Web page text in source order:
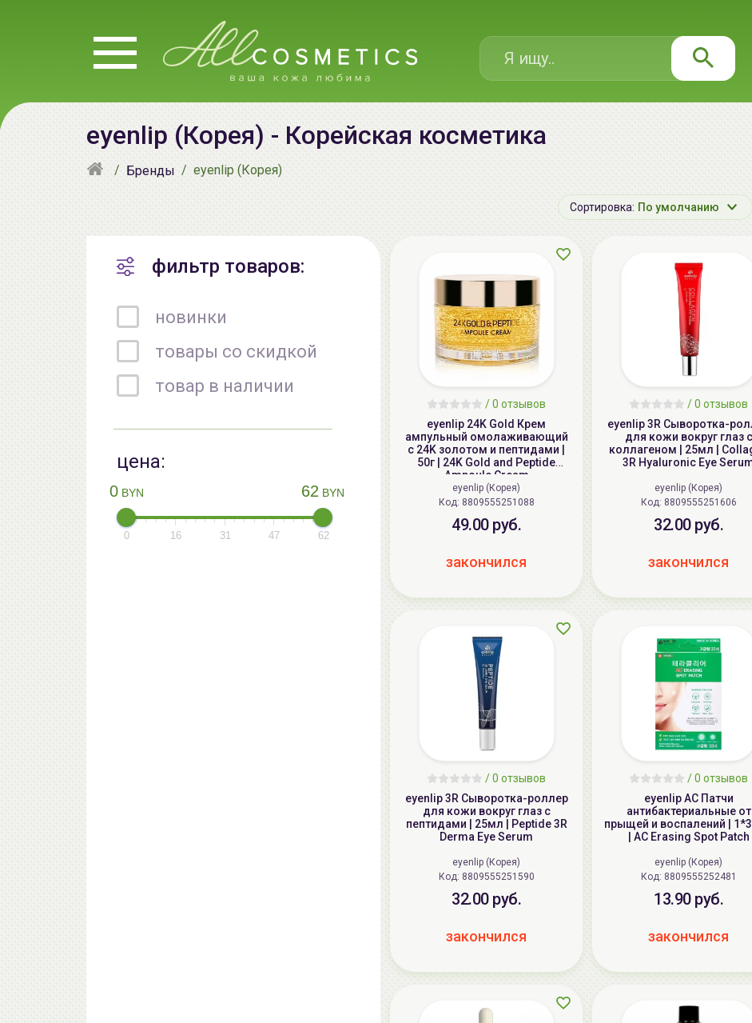
eyenlip (Корея) - Корейская косметика
Бренды eyenlip (Корея)
Сортировка: По умолчанию
фильтр товаров:
новинки
товары со скидкой
товар в наличии
цена:
0 BYN 62 BYN
0 16 31 47 62
/0 отзывов
eyenlip 24K Gold Крем
ампульный омолаживающий
с 24K золотом и пептидами |
50г | 24K Gold and Peptide
Ampoule Cream
eyenlip (Корея)
Код: 8809555251088
49.00 руб.
закончился
/0 отзывов
eyenlip 3R Сыворотка-
для кожи вокруг глаз с
коллагеном | 25мл |
3R Hyaluronic Eye
eyenlip (Корея)
Код: 8809555251606
32.00 руб.
закончился
/0 отзывов
eyenlip 3R Сыворотка-роллер
для кожи вокруг глаз с
пептидами | 25мл | Peptide 3R
Derma Eye Serum
eyenlip (Корея)
Код: 8809555251590
32.00 руб.
закончился
/0 отзывов
eyenlip AC Патчи
антибактериальные от
прыщей и воспалений |
| AC Erasing Spot Patch
eyenlip (Корея)
Код: 8809555252481
13.90 руб.
закончился